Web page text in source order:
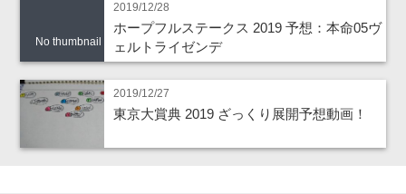
No thumbnail
2019/12/28
ホープフルステークス 2019 予想：本命05ヴ
ェルトライゼンデ
2019/12/27
東京大賞典 2019 ざっくり展開予想動画！